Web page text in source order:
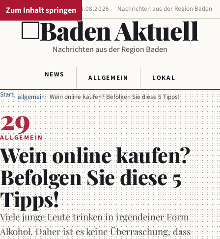
Zum Inhalt springen
REGIONALAUSGABE 04.08.2026 Nachrichten aus der Region Baden
Baden Aktuell
Nachrichten aus der Region Baden
NEWS ALLGEMEIN
LOKAL
Start allgemein Wein online kaufen? Befolgen Sie diese 5 Tipps!
29
ALLGEMEIN
Wein online kaufen?
Befolgen Sie diese 5
Tipps!
Viele junge Leute trinken in irgendeiner Form
Alkohol. Daher ist es keine Überraschung, dass